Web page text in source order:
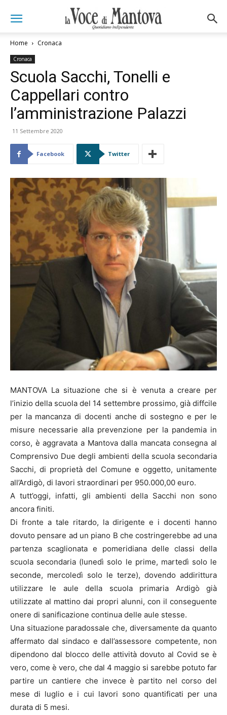
Home Cronaca
Cronaca
Scuola Sacchi, Tonelli e
Cappellari contro
l’amministrazione Palazzi
11 Settembre 2020
Facebook Twitter
MANTOVA La situazione che si è venuta a creare per
l’inizio della scuola del 14 settembre prossimo, già diffcile
per la mancanza di docenti anche di sostegno e per le
misure necessarie alla prevenzione per la pandemia in
corso, è aggravata a Mantova dalla mancata consegna al
Comprensivo Due degli ambienti della scuola secondaria
Sacchi, di proprietà del Comune e oggetto, unitamente
all’Ardigò, di lavori straordinari per 950.000,00 euro.
A tutt’oggi, infatti, gli ambienti della Sacchi non sono
ancora finiti.
Di fronte a tale ritardo, la dirigente e i docenti hanno
dovuto pensare ad un piano B che costringerebbe ad una
partenza scaglionata e pomeridiana delle classi della
scuola secondaria (lunedì solo le prime, martedì solo le
seconde, mercoledì solo le terze), dovendo addirittura
utilizzare le aule della scuola primaria Ardigò già
utilizzate al mattino dai propri alunni, con il conseguente
onere di sanificazione continua delle aule stesse.
Una situazione paradossale che, diversamente da quanto
affermato dal sindaco e dall’assessore competente, non
dipendono dal blocco delle attività dovuto al Covid se è
vero, come è vero, che dal 4 maggio si sarebbe potuto far
partire un cantiere che invece è partito nel corso del
mese di luglio e i cui lavori sono quantificati per una
durata di 5 mesi.